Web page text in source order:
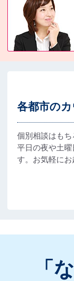
各都市の
個別相談はも
平日の夜や土
す。お気軽にお
「